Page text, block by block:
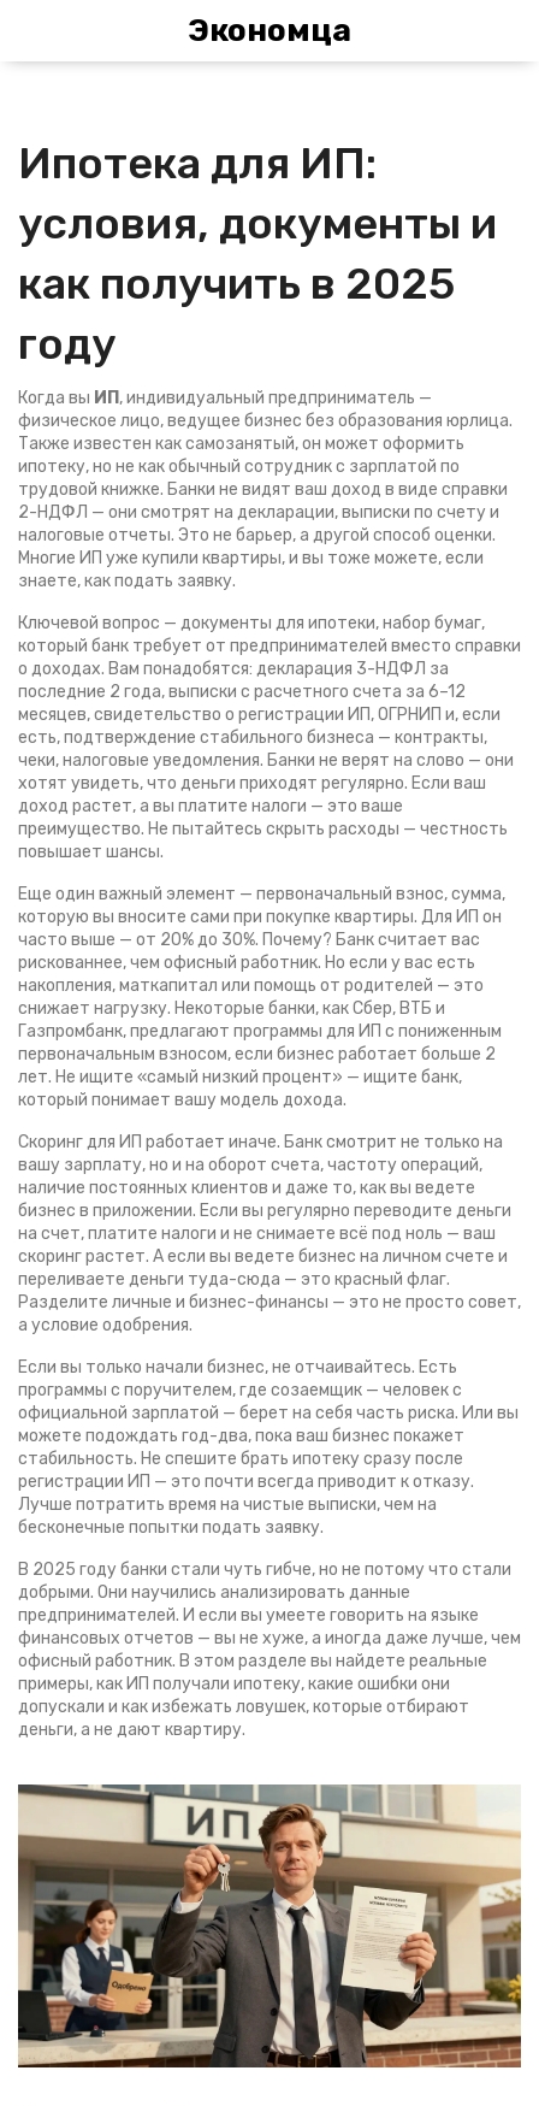
Экономца
Ипотека для ИП:
условия, документы и
как получить в 2025
году
Когда вы ИП ,индивидуальный предприниматель —
физическое лицо, ведущее бизнес без образования юрлица.
Также известен каксамозанятый, он может оформить
ипотеку, но не как обычный сотрудник с зарплатой по
трудовой книжке. Банки не видят ваш доход в виде справки
2-НДФЛ — они смотрят на декларации, выписки по счету и
налоговые отчеты. Это не барьер, а другой способ оценки.
Многие ИП уже купили квартиры, и вы тоже можете, если
знаете, как подать заявку.
Ключевой вопрос — документы для ипотеки,набор бумаг,
который банк требует от предпринимателей вместо справки
о доходах. Вам понадобятся: декларация 3-НДФЛ за
последние 2 года, выписки с расчетного счета за 6–12
месяцев, свидетельство о регистрации ИП, ОГРНИП и, если
есть, подтверждение стабильного бизнеса — контракты,
чеки, налоговые уведомления. Банки не верят на слово — они
хотят увидеть, что деньги приходят регулярно. Если ваш
доход растет, а вы платите налоги — это ваше
преимущество. Не пытайтесь скрыть расходы — честность
повышает шансы.
Еще один важный элемент — первоначальный взнос,сумма,
которую вы вносите сами при покупке квартиры. Для ИП он
часто выше — от 20% до 30%. Почему? Банк считает вас
рискованнее, чем офисный работник. Но если у вас есть
накопления, маткапитал или помощь от родителей — это
снижает нагрузку. Некоторые банки, как Сбер, ВТБ и
Газпромбанк, предлагают программы для ИП с пониженным
первоначальным взносом, если бизнес работает больше 2
лет. Не ищите «самый низкий процент» — ищите банк,
который понимает вашу модель дохода.
Скоринг для ИП работает иначе. Банк смотрит не только на
вашу зарплату, но и на оборот счета, частоту операций,
наличие постоянных клиентов и даже то, как вы ведете
бизнес в приложении. Если вы регулярно переводите деньги
на счет, платите налоги и не снимаете всё под ноль — ваш
скоринг растет. А если вы ведете бизнес на личном счете и
переливаете деньги туда-сюда — это красный флаг.
Разделите личные и бизнес-финансы — это не просто совет,
а условие одобрения.
Если вы только начали бизнес, не отчаивайтесь. Есть
программы с поручителем, где созаемщик — человек с
официальной зарплатой — берет на себя часть риска. Или вы
можете подождать год-два, пока ваш бизнес покажет
стабильность. Не спешите брать ипотеку сразу после
регистрации ИП — это почти всегда приводит к отказу.
Лучше потратить время на чистые выписки, чем на
бесконечные попытки подать заявку.
В 2025 году банки стали чуть гибче, но не потому что стали
добрыми. Они научились анализировать данные
предпринимателей. И если вы умеете говорить на языке
финансовых отчетов — вы не хуже, а иногда даже лучше, чем
офисный работник. В этом разделе вы найдете реальные
примеры, как ИП получали ипотеку, какие ошибки они
допускали и как избежать ловушек, которые отбирают
деньги, а не дают квартиру.